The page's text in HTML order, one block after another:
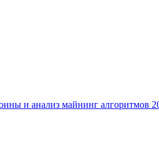
и анализ майнинг алгоритмов